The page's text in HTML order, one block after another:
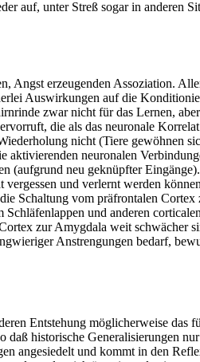
auf, unter Streß sogar in anderen
Angst erzeugenden Assoziation.
Auswirkungen auf die
zwar nicht für das Lernen,
die als das neuronale
nicht (Tiere gewöhnen
neuronalen
(aufgrund neu geknüpfter
und verlernt werden
Schaltung vom präfrontalen
und anderen
zur Amygdala weit schwächer
Anstrengungen bedarf,
Entstehung möglicherweise das
historische Generalisierungen
angesiedelt und kommt in den